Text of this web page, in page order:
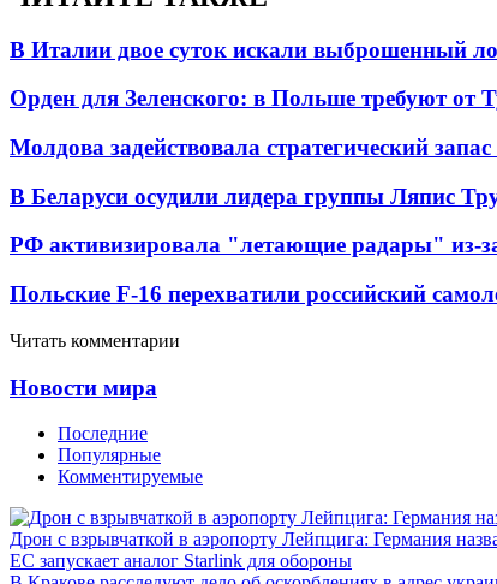
В Италии двое суток искали выброшенный
Орден для Зеленского: в Польше требуют от
Молдова задействовала стратегический
В Беларуси осудили лидера группы Ляпис
РФ активизировала "летающие радары" из-
Польские F-16 перехватили российский
Читать комментарии
Новости мира
Последние
Популярные
Комментируемые
Дрон с взрывчаткой в аэропорту Лейпцига: Германия
ЕС запускает аналог Starlink для обороны